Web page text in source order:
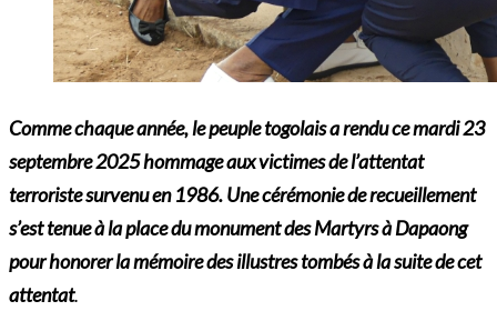
Comme chaque année, le peuple togolais a rendu ce mardi 23
septembre 2025 hommage aux victimes de l’attentat
terroriste survenu en 1986. Une cérémonie de recueillement
s’est tenue à la place du monument des Martyrs à Dapaong
pour honorer la mémoire des illustres tombés à la suite de cet
attentat.